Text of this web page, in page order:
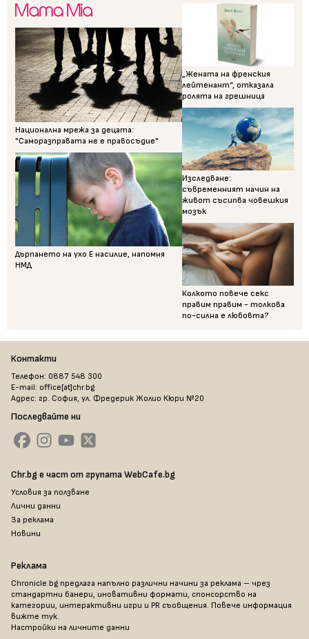
Национална мрежа за децата:
"Саморазправата не е правосъдие"
Дърпането на ухо Е насилие, напомня
НМД
„Жената на френския
лейтенант“, отказала
ролята на грешница
Изследване:
съвременният начин на
живот съсипва човешкия
мозък
Колкото повече секс
правим правим - толкова
по-силна е любовта?
Контакти
Телефон: 0887 548 300
E-mail: office[at]chr.bg
Адрес: гр. София, ул. Фредерик Жолио Кюри №20
Последвайте ни
Chr.bg е част от групата WebCafe.bg
Условия за ползване
Лични данни
За реклама
Новини
Реклама
Chronicle.bg предлага напълно различни начини за реклама – чрез
стандартни банери, иновативни формати, спонсорство на
категории, интерактивни игри и PR съобщения. Повече информация
вижте тук.
Настройки на личните данни